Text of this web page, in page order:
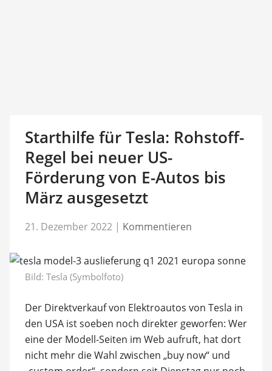
Starthilfe für Tesla: Rohstoff-
Regel bei neuer US-
Förderung von E-Autos bis
März ausgesetzt
21. Dezember 2022 | Kommentieren
Bild: Tesla (Symbolfoto)
Der Direktverkauf von Elektroautos von Tesla in
den USA ist soeben noch direkter geworfen: Wer
eine der Modell-Seiten im Web aufruft, hat dort
nicht mehr die Wahl zwischen „buy now“ und